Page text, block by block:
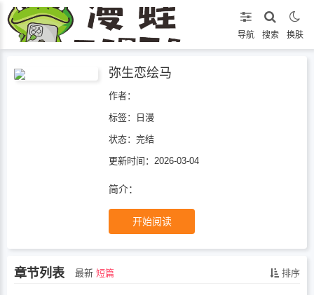
导航 搜索 换肤
弥生恋绘马
作者：
标签： 日漫
状态： 完结
更新时间：2026-03-04
简介：
开始阅读
章节列表 最新 短篇 排序